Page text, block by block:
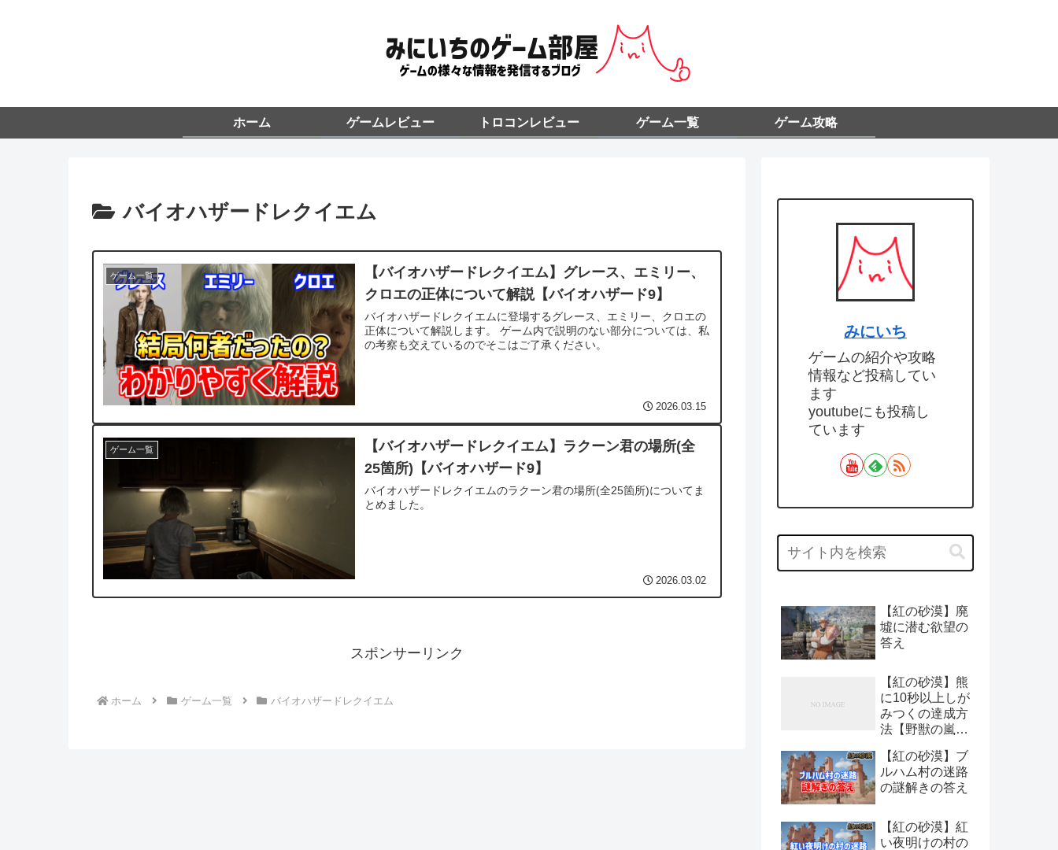
ホーム ゲームレビュー トロコンレビュー ゲーム一覧 ゲーム攻略
バイオハザードレクイエム
ゲーム一覧
【バイオハザードレクイエム】グレース、エミリー、
クロエの正体について解説【バイオハザード9】
バイオハザードレクイエムに登場するグレース、エミリー、クロエの
正体について解説します。 ゲーム内で説明のない部分については、私
の考察も交えているのでそこはご了承ください。
2026.03.15
ゲーム一覧
【バイオハザードレクイエム】ラクーン君の場所(全
25箇所)【バイオハザード9】
バイオハザードレクイエムのラクーン君の場所(全25箇所)についてま
とめました。
2026.03.02
スポンサーリンク
ホーム ゲーム一覧 バイオハザードレクイエム
みにいち
ゲームの紹介や攻略
情報など投稿してい
ます
youtubeにも投稿し
ています
【紅の砂漠】廃
墟に潜む欲望の
答え
【紅の砂漠】熊
に10秒以上しが
みつくの達成方
法【野獣の嵐：
【紅の砂漠】ブ
ルハム村の迷路
の謎解きの答え
【紅の砂漠】紅
い夜明けの村の